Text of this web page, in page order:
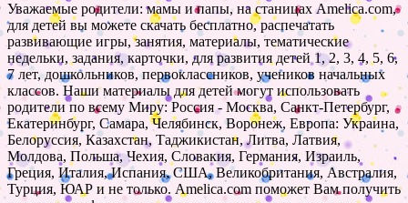
Уважаемые родители: мамы и папы, на станицах Amelica.com,
для детей вы можете скачать бесплатно, распечатать
развивающие игры, занятия, материалы, тематические
недельки, задания, карточки, для развития детей 1, 2, 3, 4, 5, 6,
7 лет, дошкольников, первоклассников, учеников начальных
классов. Наши материалы для детей могут использовать
родители по всему Миру: Россия - Москва, Санкт-Петербург,
Екатеринбург, Самара, Челябинск, Воронеж, Европа: Украина,
Белоруссия, Казахстан, Таджикистан, Литва, Латвия,
Молдова, Польша, Чехия, Словакия, Германия, Израиль,
Греция, Италия, Испания, США, Великобритания, Австралия,
Турция, ЮАР и не только. Amelica.com поможет Вам получить